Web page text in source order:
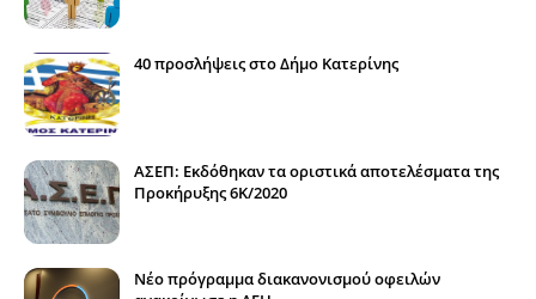
40 προσλήψεις στο Δήμο Κατερίνης
ΑΣΕΠ: Εκδόθηκαν τα οριστικά αποτελέσματα της
Προκήρυξης 6Κ/2020
Νέο πρόγραμμα διακανονισμού οφειλών